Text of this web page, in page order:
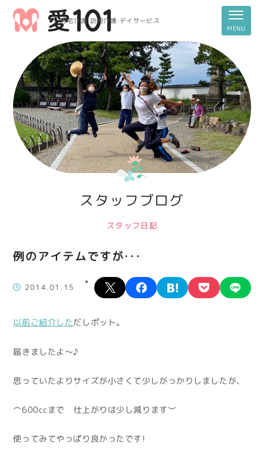
居宅介護・訪問介護・デイサービス
スタッフブログ
スタッフ日記
例のアイテムですが・・・
2014.01.15
X facebookhatena pocket
以前ご紹介しただしポット。
届きましたよ～♪
思っていたよりサイズが小さくて少しがっかりしましたが、
（600ccまで 仕上がりは少し減ります）
使ってみてやっぱり良かったです！